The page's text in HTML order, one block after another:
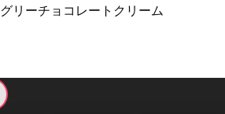
リーチョコレートクリーム